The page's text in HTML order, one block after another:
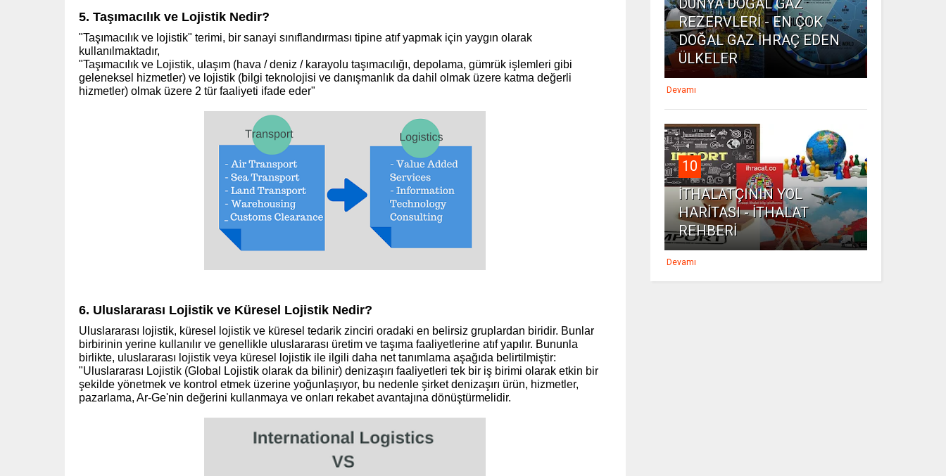
5. Taşımacılık ve Lojistik Nedir?
"Taşımacılık ve lojistik" terimi, bir sanayi sınıflandırması tipine atıf yapmak için yaygın olarak
kullanılmaktadır,
"Taşımacılık ve Lojistik, ulaşım (hava / deniz / karayolu taşımacılığı, depolama, gümrük işlemleri gibi
geleneksel hizmetler) ve lojistik (bilgi teknolojisi ve danışmanlık da dahil olmak üzere katma değerli
hizmetler) olmak üzere 2 tür faaliyeti ifade eder"
6. Uluslararası Lojistik ve Küresel Lojistik Nedir?
Uluslararası lojistik, küresel lojistik ve küresel tedarik zinciri oradaki en belirsiz gruplardan biridir. Bunlar
birbirinin yerine kullanılır ve genellikle uluslararası üretim ve taşıma faaliyetlerine atıf yapılır. Bununla
birlikte, uluslararası lojistik veya küresel lojistik ile ilgili daha net tanımlama aşağıda belirtilmiştir:
"Uluslararası Lojistik (Global Lojistik olarak da bilinir) denizaşırı faaliyetleri tek bir iş birimi olarak etkin bir
şekilde yönetmek ve kontrol etmek üzerine yoğunlaşıyor, bu nedenle şirket denizaşırı ürün, hizmetler,
pazarlama, Ar-Ge'nin değerini kullanmaya ve onları rekabet avantajına dönüştürmelidir.
DÜNYA DOĞAL GAZ
REZERVLERİ - EN ÇOK
DOĞAL GAZ İHRAÇ EDEN
ÜLKELER
Devamı
10
İTHALATÇININ YOL
HARİTASI - İTHALAT
REHBERİ
Devamı